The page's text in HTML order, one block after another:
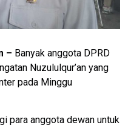
– Banyak anggota DPRD
Nuzululqur’an yang
pada Minggu
para anggota dewan untuk